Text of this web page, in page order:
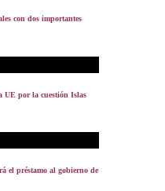
con dos importantes
UE por la cuestión Islas
el préstamo al gobierno de